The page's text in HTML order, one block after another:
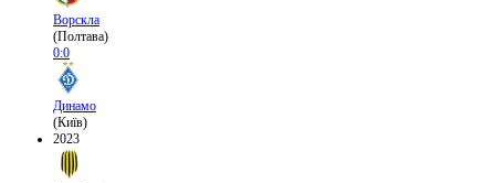
Ворскла
(Полтава)
0:0
Динамо
(Київ)
2023